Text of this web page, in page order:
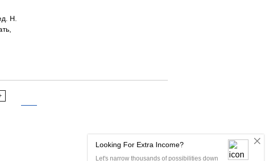
Н.